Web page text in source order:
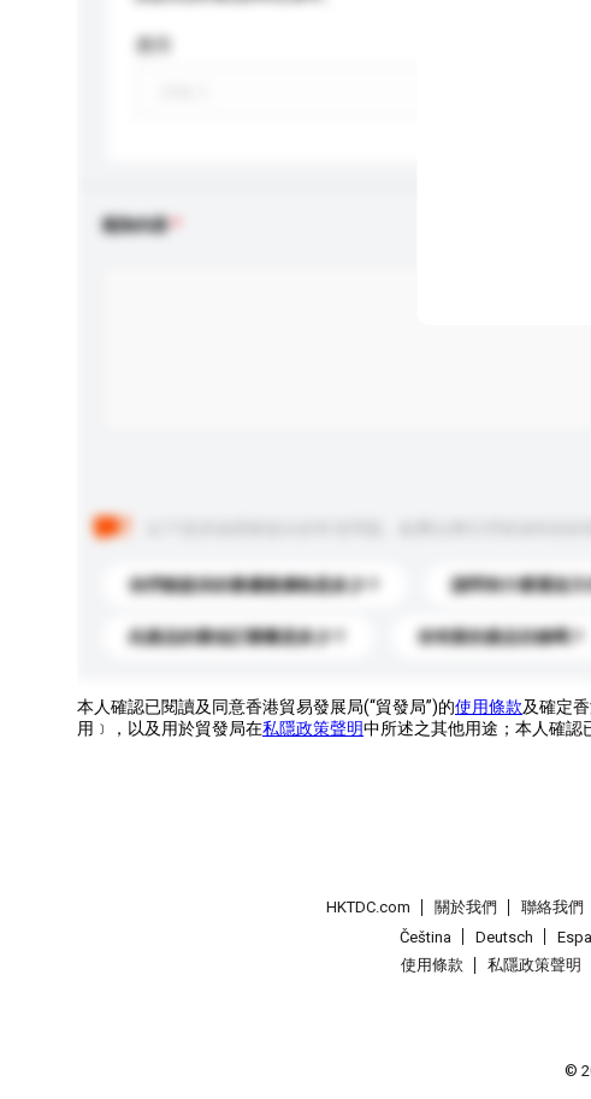
查詢內容
你們能提供的最優惠價格是多少？ 請問有什麼運送方
此產品的最低訂購量是多少？ 你有新的產品目錄嗎？
本人確認已閱讀及同意香港貿易發展局(“貿發局”)的使用條款及確定
用﹞，以及用於貿發局在私隱政策聲明中所述之其他用途；本人確認
HKTDC.com 關於我們 聯絡我們
Čeština
Deutsch
使用條款
私隱政策聲明
©